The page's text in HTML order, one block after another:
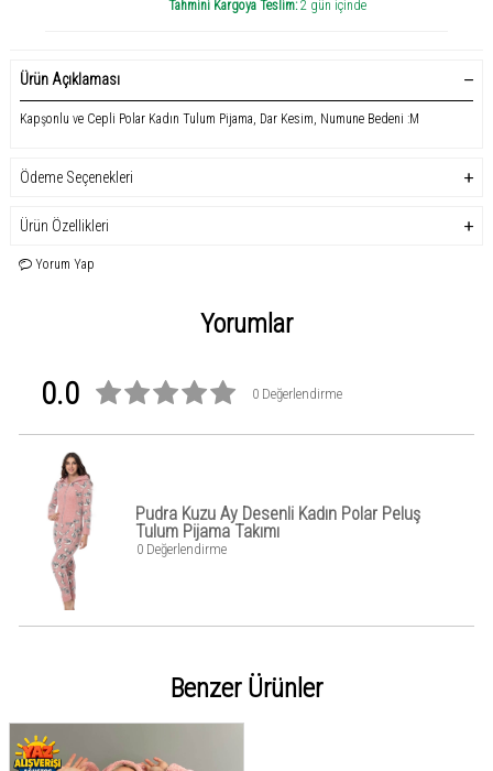
Tahmini Kargoya Teslim:2 gün içinde
Ürün Açıklaması
Kapşonlu ve Cepli Polar Kadın Tulum Pijama, Dar Kesim, Numune Bedeni :M
Ödeme Seçenekleri
Ürün Özellikleri
Yorum Yap
Yorumlar
0.0 0 Değerlendirme
Pudra Kuzu Ay Desenli Kadın Polar Peluş
Tulum Pijama Takımı
0 Değerlendirme
Benzer Ürünler